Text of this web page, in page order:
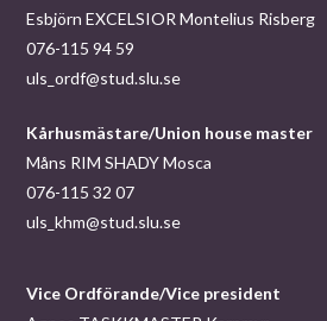
Esbjörn EXCELSIOR Montelius Risberg
076-115 94 59
uls_ordf@stud.slu.se
Kårhusmästare/Union house master
Måns RIM SHADY Mosca
076-115 32 07
uls_khm@stud.slu.se
Vice Ordförande/Vice president